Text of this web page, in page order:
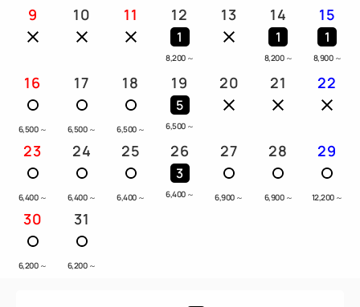
9 10 11 12
1
8,200 ～
13 14
1
8,200 ～
15
1
8,900 ～
16
6,500 ～
17
6,500 ～
18
6,500 ～
19
5
6,500 ～
20 21 22
23
6,400 ～
24
6,400 ～
25
6,400 ～
26
3
6,400 ～
27
6,900 ～
28
6,900 ～
29
12,200 ～
30
6,200 ～
31
6,200 ～